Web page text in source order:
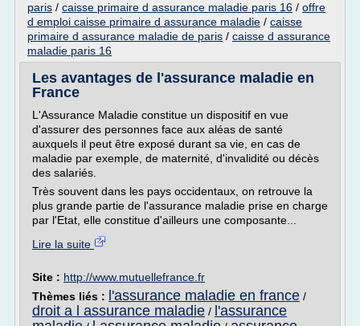
paris / caisse primaire d assurance maladie paris 16 / offre
d emploi caisse primaire d assurance maladie / caisse
primaire d assurance maladie de paris / caisse d assurance
maladie paris 16
Les avantages de l'assurance maladie en
France
L'Assurance Maladie constitue un dispositif en vue
d'assurer des personnes face aux aléas de santé
auxquels il peut être exposé durant sa vie, en cas de
maladie par exemple, de maternité, d'invalidité ou décès
des salariés.
Très souvent dans les pays occidentaux, on retrouve la
plus grande partie de l'assurance maladie prise en charge
par l'Etat, elle constitue d'ailleurs une composante...
Lire la suite
Site : http://www.mutuellefrance.fr
Thèmes liés :
l'assurance maladie en france /
droit a l assurance maladie / l'assurance